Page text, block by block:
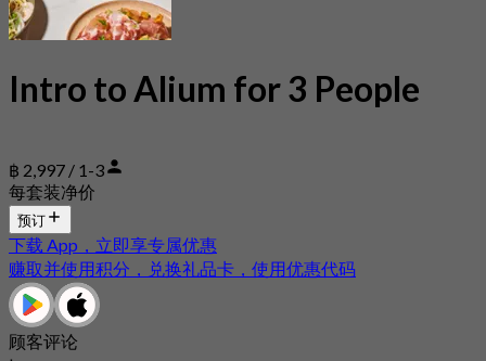
Intro to Alium for 3 People
฿ 2,997 / 1-3
每套装净价
预订
下载 App，立即享专属优惠
赚取并使用积分，兑换礼品卡，使用优惠代码
顾客评论